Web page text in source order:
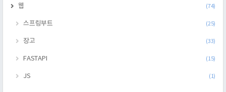
웹 (74)
스프링부트 (25)
장고 (33)
FASTAPI (15)
JS (1)